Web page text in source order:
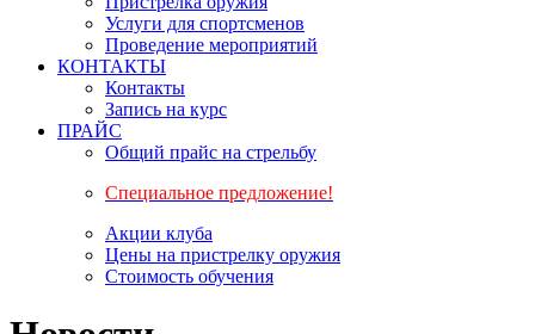
Услуги для спортсменов
Проведение мероприятий
КОНТАКТЫ
Контакты
Запись на курс
ПРАЙС
Общий прайс на стрельбу
Специальное предложение!
Акции клуба
Цены на пристрелку оружия
Стоимость обучения